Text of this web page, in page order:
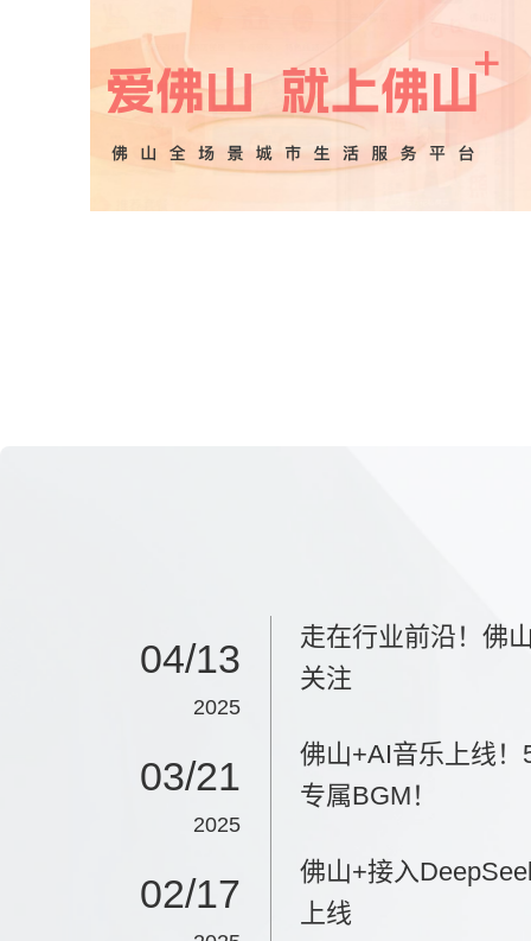
04/13
2025
走在行业前沿！佛
关注
03/21
2025
佛山+AI音乐上线
专属BGM！
02/17
佛山+接入
上线